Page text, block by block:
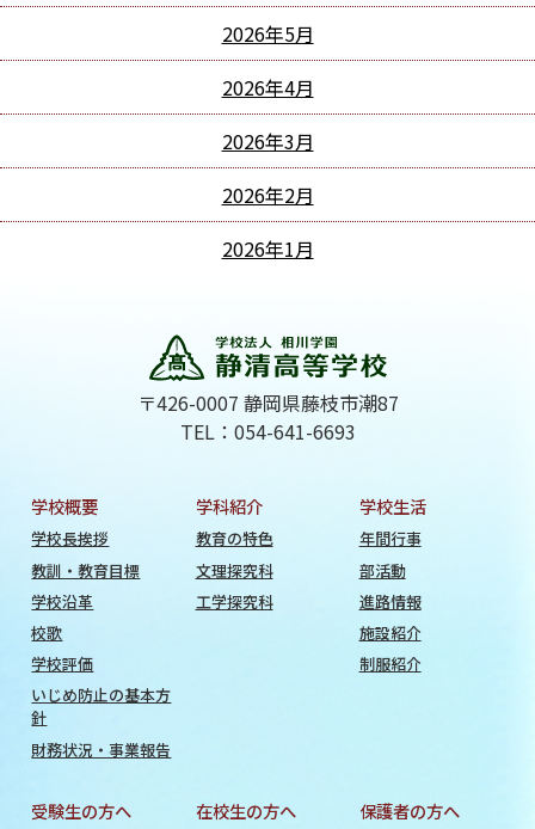
2026年5月
2026年4月
2026年3月
2026年2月
2026年1月
〒426-0007 静岡県藤枝市潮87
TEL：054-641-6693
学校概要
学校長挨拶
教訓・教育目標
学校沿革
校歌
学校評価
いじめ防止の基本方
針
財務状況・事業報告
学科紹介
教育の特色
文理探究科
工学探究科
学校生活
年間行事
部活動
進路情報
施設紹介
制服紹介
受験生の方へ 在校生の方へ 保護者の方へ